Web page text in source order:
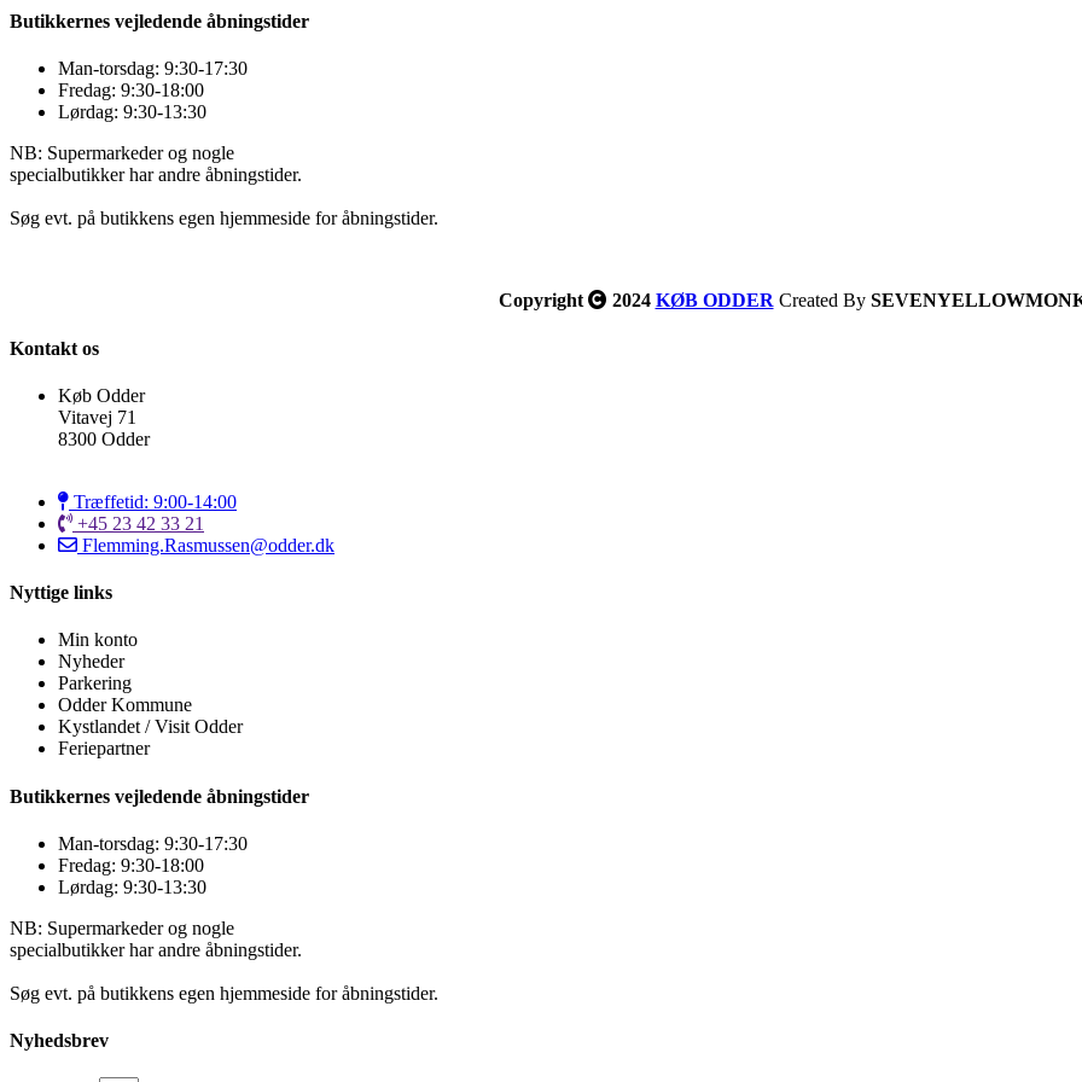
Butikkernes vejledende åbningstider
Man-torsdag: 9:30-17:30
Fredag: 9:30-18:00
Lørdag: 9:30-13:30
NB: Supermarkeder og nogle
specialbutikker har andre åbningstider.
Søg evt. på butikkens egen hjemmeside for åbningstider.
Copyright 2024 KØB ODDER Created By
Kontakt os
Køb Odder
Vitavej 71
8300 Odder
Træffetid: 9:00-14:00
+45 23 42 33 21
Flemming.Rasmussen@odder.dk
Nyttige links
Min konto
Nyheder
Parkering
Odder Kommune
Kystlandet / Visit Odder
Feriepartner
Butikkernes vejledende åbningstider
Man-torsdag: 9:30-17:30
Fredag: 9:30-18:00
Lørdag: 9:30-13:30
NB: Supermarkeder og nogle
specialbutikker har andre åbningstider.
Søg evt. på butikkens egen hjemmeside for åbningstider.
Nyhedsbrev